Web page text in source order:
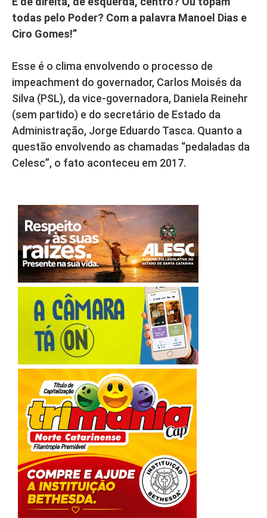
todas pelo Poder? Com a palavra Manoel Dias e
Ciro Gomes!”
Esse é o clima envolvendo o processo de
impeachment do governador, Carlos Moisés da
Silva (PSL), da vice-governadora, Daniela Reinehr
(sem partido) e do secretário de Estado da
Administração, Jorge Eduardo Tasca. Quanto a
questão envolvendo as chamadas “pedaladas da
Celesc”, o fato aconteceu em 2017.